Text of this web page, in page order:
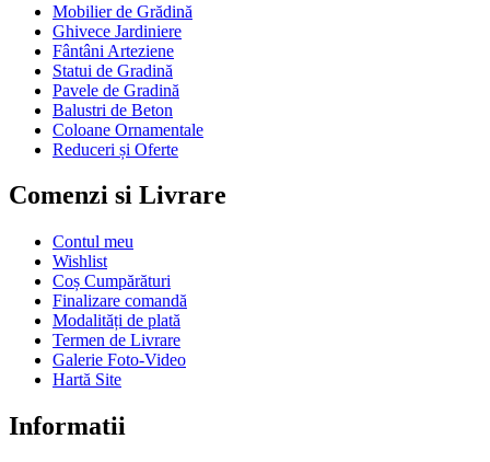
Mobilier de Grădină
Ghivece Jardiniere
Fântâni Arteziene
Statui de Gradină
Pavele de Gradină
Balustri de Beton
Coloane Ornamentale
Reduceri și Oferte
Comenzi si Livrare
Contul meu
Wishlist
Coș Cumpărături
Finalizare comandă
Modalități de plată
Termen de Livrare
Galerie Foto-Video
Hartă Site
Informatii